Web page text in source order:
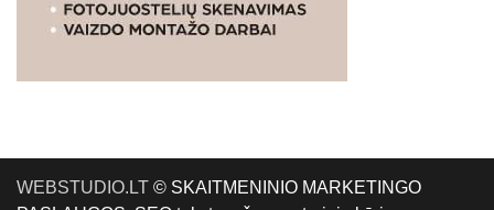
WEBSTUDIO.LT © SKAITMENINIO MARKETINGO